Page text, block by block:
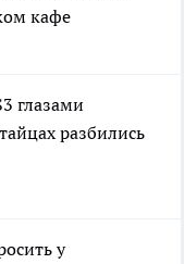
кафе
глазами
разбились
у